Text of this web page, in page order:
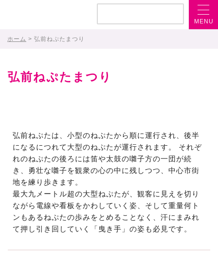
MENU
ホーム > 弘前ねぷたまつり
弘前ねぷたまつり
弘前ねぷたは、小型のねぷたから順に運行され、後半
になるにつれて大型のねぷたが運行されます。 それぞ
れのねぷたの後ろには笛や太鼓の囃子方の一団が続
き、勇壮な囃子を観衆の心の中に残しつつ、中心市街
地を練り歩きます。
最大九メートル超の大型ねぷたが、観客に見えを切り
ながら電線や看板をかわしていく姿、そして重量何ト
ンもあるねぷたの歩みをとめることなく、汗にまみれ
て押し引き回していく「曳き手」の姿も必見です。